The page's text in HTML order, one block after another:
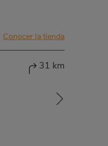
Conocer la tienda
31 km